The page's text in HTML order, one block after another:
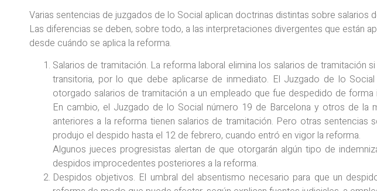
Varias sentencias de juzgados de lo Social aplican doctrinas distintas sobre
Las diferencias se deben, sobre todo, a las interpretaciones divergentes que están
desde cuándo se aplica la reforma.
Salarios de tramitación. La reforma laboral elimina los salarios de tramitación
transitoria, por lo que debe aplicarse de inmediato. El Juzgado de lo
otorgado salarios de tramitación a un empleado que fue despedido de
En cambio, el Juzgado de lo Social número 19 de Barcelona y otros de la
anteriores a la reforma tienen salarios de tramitación. Pero otras
produjo el despido hasta el 12 de febrero, cuando entró en vigor la reforma.
Algunos jueces progresistas alertan de que otorgarán algún tipo de
despidos improcedentes posteriores a la reforma.
Despidos objetivos. El umbral del absentismo necesario para que un